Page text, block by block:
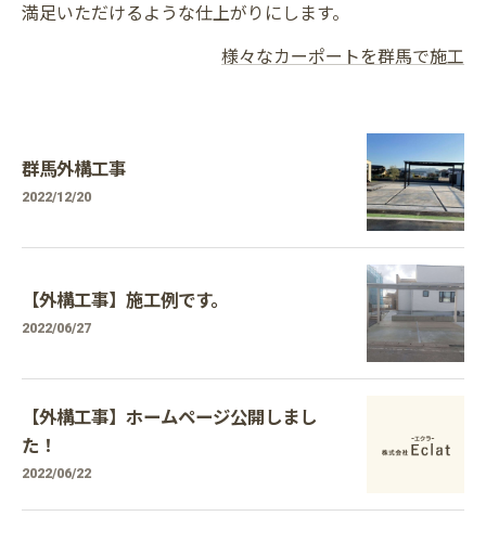
満足いただけるような仕上がりにします。
様々なカーポートを群馬で施工
群馬外構工事
2022/12/20
【外構工事】施工例です。
2022/06/27
【外構工事】ホームページ公開しまし
た！
2022/06/22